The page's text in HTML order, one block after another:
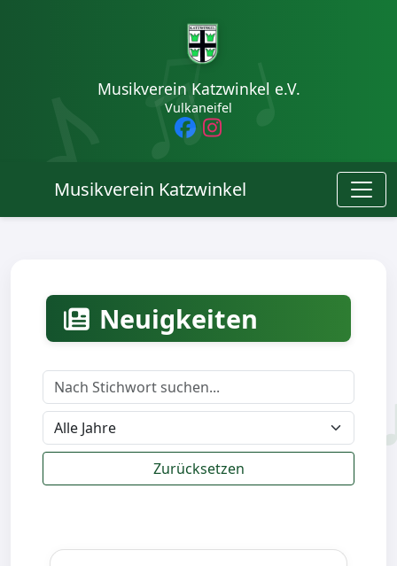
Musikverein Katzwinkel e.V.
Vulkaneifel
Musikverein Katzwinkel
Neuigkeiten
Zurücksetzen